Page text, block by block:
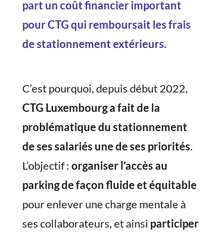
part un coût financier important
pour CTG qui remboursait les frais
de stationnement extérieurs.
C’est pourquoi, depuis début 2022,
CTG Luxembourg a fait de la
problématique du stationnement
de ses salariés une de ses priorités.
L’objectif : organiser l’accès au
parking de façon fluide et équitable
pour enlever une charge mentale à
ses collaborateurs, et ainsi participer